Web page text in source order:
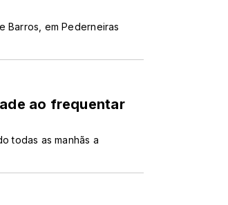
Barros, em Pederneiras
ao frequentar
todas as manhãs a